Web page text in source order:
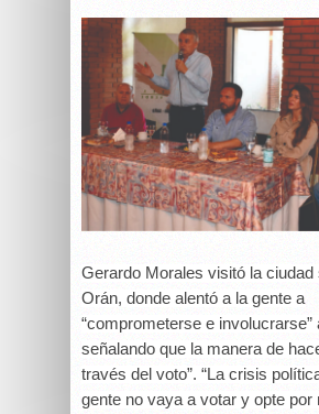
Gerardo Morales visitó la ciudad
Orán, donde alentó a la gente a
“comprometerse e involucrarse”
señalando que la manera de
través del voto”. “La crisis
gente no vaya a votar y opte por